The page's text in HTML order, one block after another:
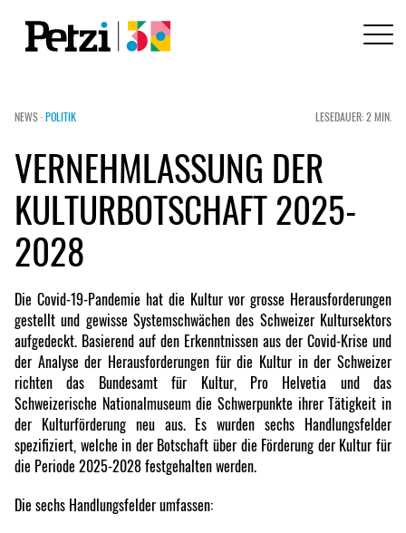
NEWS ·POLITIK LESEDAUER: 2 MIN.
VERNEHMLASSUNG DER
KULTURBOTSCHAFT 2025-
2028
Die Covid-19-Pandemie hat die Kultur vor grosse Herausforderungen
gestellt und gewisse Systemschwächen des Schweizer Kultursektors
aufgedeckt. Basierend auf den Erkenntnissen aus der Covid-Krise und
der Analyse der Herausforderungen für die Kultur in der Schweizer
richten das Bundesamt für Kultur, Pro Helvetia und das
Schweizerische Nationalmuseum die Schwerpunkte ihrer Tätigkeit in
der Kulturförderung neu aus. Es wurden sechs Handlungsfelder
spezifiziert, welche in der Botschaft über die Förderung der Kultur für
die Periode 2025-2028 festgehalten werden.
Die sechs Handlungsfelder umfassen: